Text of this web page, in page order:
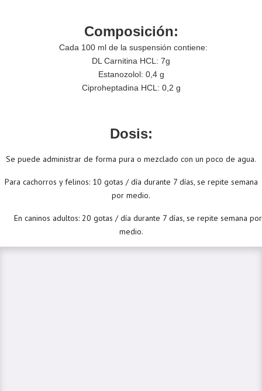
Composición:
Cada 100 ml de la suspensión contiene:
DL Carnitina HCL: 7g
Estanozolol: 0,4 g
Ciproheptadina HCL: 0,2 g
Dosis:
Se puede administrar de forma pura o mezclado con un poco de agua.
Para cachorros y felinos: 10 gotas / día durante 7 días, se repite semana
por medio.
​En caninos adultos: 20 gotas / día durante 7 días, se repite semana por
medio.